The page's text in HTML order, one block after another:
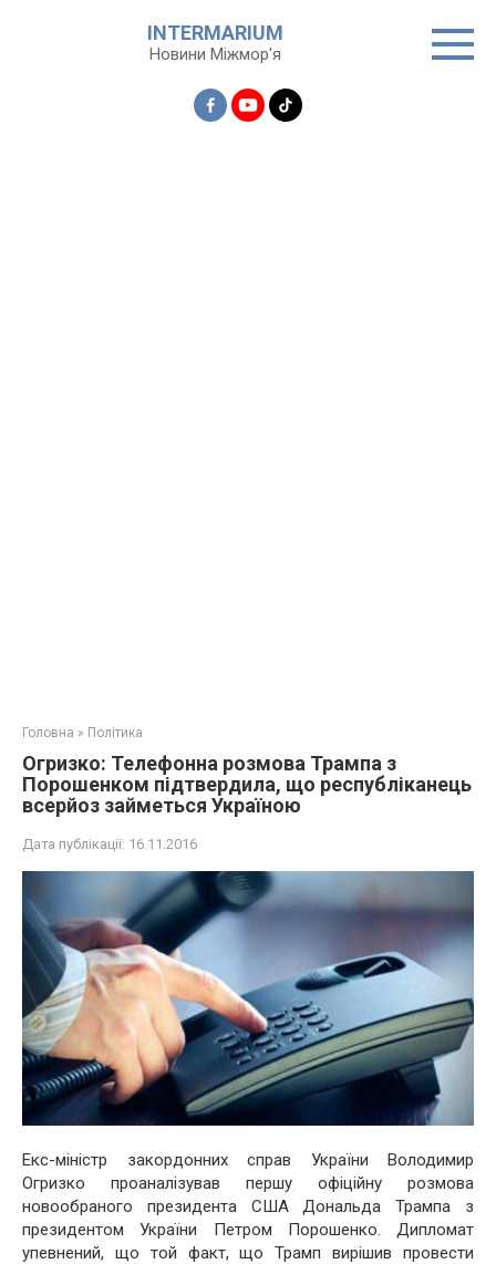
INTERMARIUM
Новини Міжмор'я
Головна » Політика
Огризко: Телефонна розмова Трампа з
Порошенком підтвердила, що республіканець
всерйоз займеться Україною
Дата публікації: 16.11.2016
Екс-міністр закордонних справ України Володимир
Огризко проаналізував першу офіційну розмова
новообраного президента США Дональда Трампа з
президентом України Петром Порошенко. Дипломат
упевнений, що той факт, що Трамп вирішив провести